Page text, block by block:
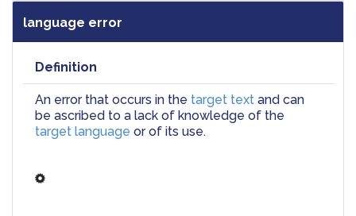
language error
Definition
An error that occurs in the target text and can
target language or of its use.